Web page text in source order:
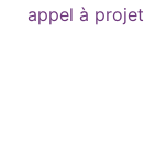
appel à projet